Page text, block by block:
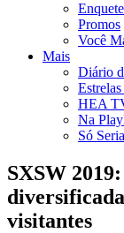
Promos
Você
Mais
Diário
HEA
Na
Só
SXSW
visitantes